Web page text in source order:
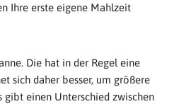
Ihre erste eigene Mahlzeit
Die hat in der Regel eine
sich daher besser, um größere
gibt einen Unterschied zwischen